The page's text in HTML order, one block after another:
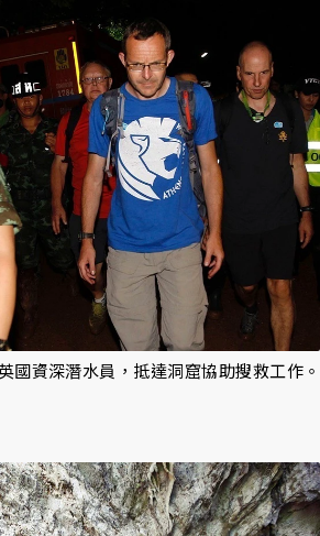
國資深潛水員，抵達洞窟協助搜救工作。